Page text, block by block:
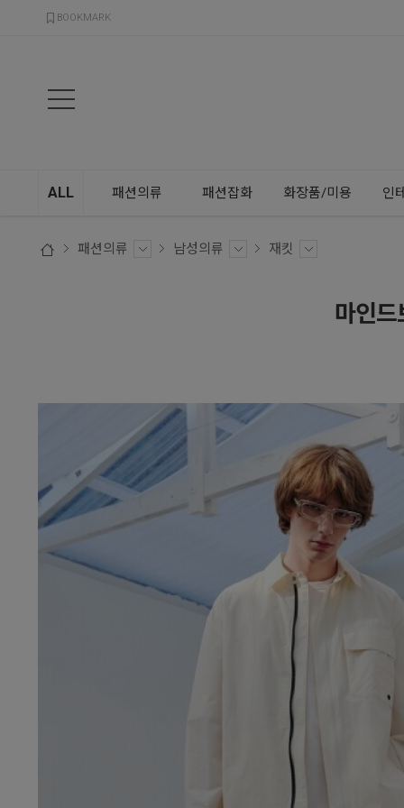
BOOKMARK
ALL 패션의류 패션잡화 화장품/미용 인
패션의류 남성의류 재킷
마인